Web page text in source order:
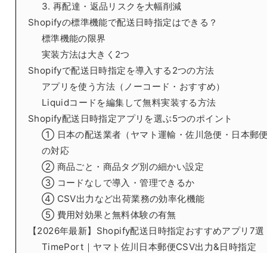
3. 再配達・返品リスクを大幅削減
Shopifyの標準機能で配送日時指定はできる？
標準機能の限界
実装方法は大きく2つ
Shopifyで配送日時指定を導入する2つの方法
アプリを使う方法（ノーコード・おすすめ）
Liquidコードを編集して無料実装する方法
Shopify配送日時指定アプリを選ぶ5つのポイント
① 日本の配送業者（ヤマト運輸・佐川急便・日本郵
の対応
② 商品ごと・商品タグ別の細かい設定
③ コードなしで導入・管理できるか
④ CSV出力など出荷業務の効率化機能
⑤ 費用対効果と無料体験の有無
【2026年最新】Shopify配送日時指定おすすめアプリ7選
TimePort｜ヤマト佐川日本郵便CSV出力&日時指定